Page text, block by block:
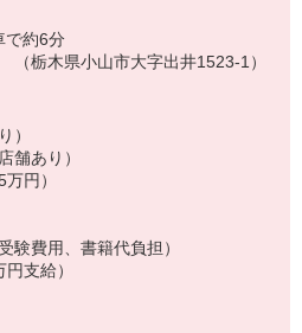
で約6分
栃木県小山市大字出井1523-1）
）
舗あり）
円）
験費用、書籍代負担）
支給）